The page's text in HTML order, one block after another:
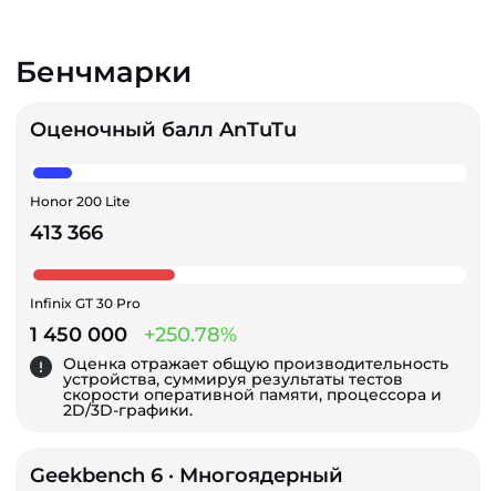
Бенчмарки
Оценочный балл AnTuTu
Honor 200 Lite
413 366
Infinix GT 30 Pro
1 450 000 +250.78%
Оценка отражает общую производительность
устройства, суммируя результаты тестов
скорости оперативной памяти, процессора и
2D/3D-графики.
Geekbench 6 · Многоядерный